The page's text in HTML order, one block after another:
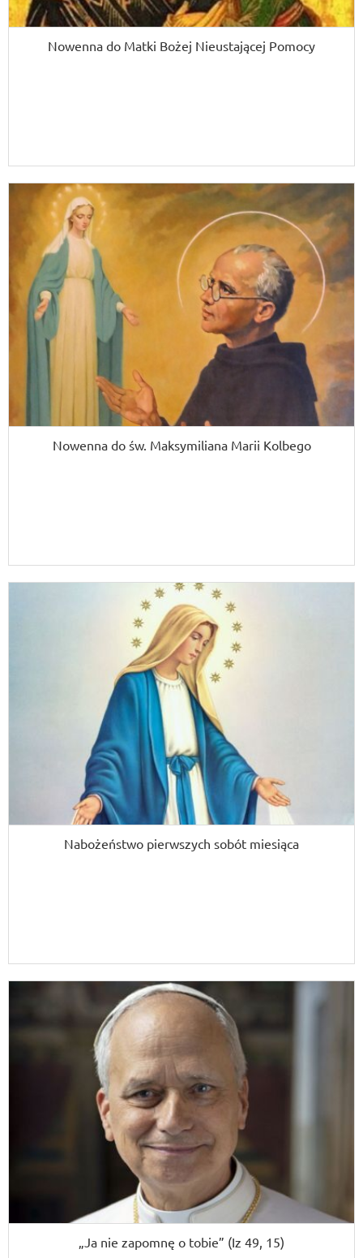
Nowenna do Matki Bożej Nieustającej Pomocy
Nowenna do św. Maksymiliana Marii Kolbego
Nabożeństwo pierwszych sobót miesiąca
„Ja nie zapomnę o tobie” (Iz 49, 15)